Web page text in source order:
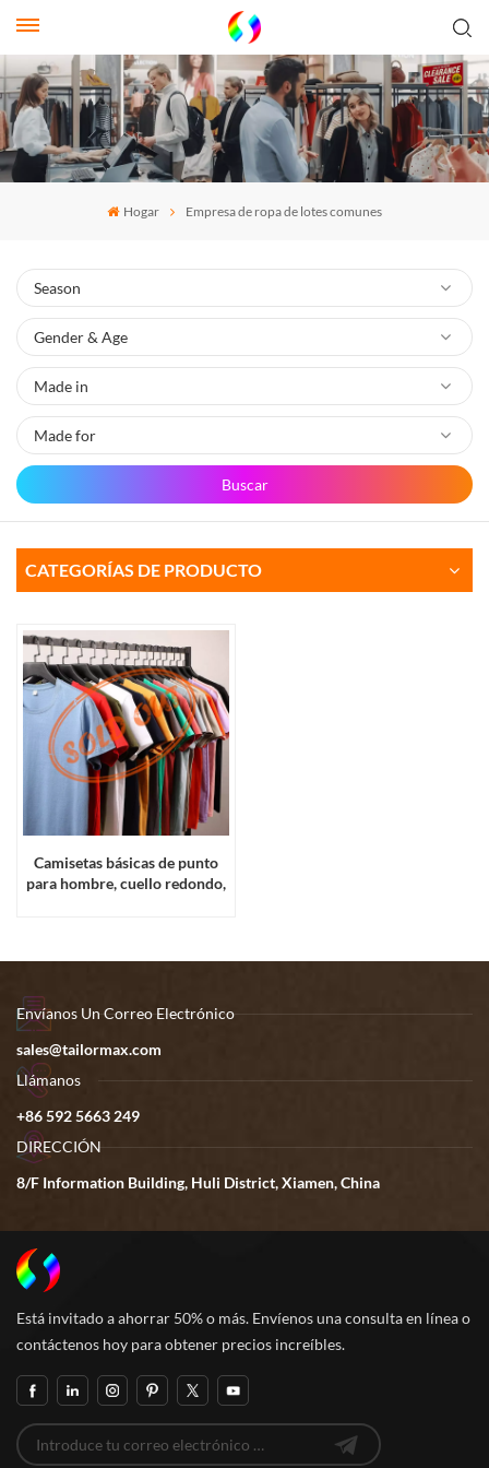
Hogar Empresa de ropa de lotes comunes
Buscar
CATEGORÍAS DE PRODUCTO
Camisetas básicas de punto
para hombre, cuello redondo,
Envíanos Un Correo Electrónico
sales@tailormax.com
Llámanos
+86 592 5663 249
DIRECCIÓN
8/F Information Building, Huli District, Xiamen, China
Está invitado a ahorrar 50% o más. Envíenos una consulta en línea o
contáctenos hoy para obtener precios increíbles.